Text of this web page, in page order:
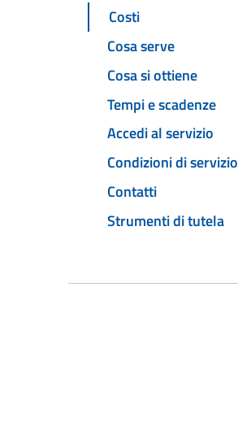
Costi
Cosa serve
Cosa si ottiene
Tempi e scadenze
Accedi al servizio
Condizioni di servizio
Contatti
Strumenti di tutela